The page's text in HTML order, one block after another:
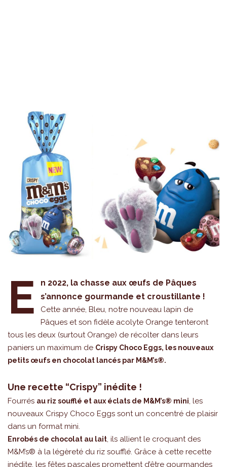
E
n 2022, la chasse aux œufs de Pâques
s’annonce gourmande et croustillante !
Cette année, Bleu, notre nouveau lapin de
Pâques et son fidèle acolyte Orange tenteront
tous les deux (surtout Orange) de récolter dans leurs
paniers un maximum de Crispy Choco Eggs, les nouveaux
petits œufs en chocolat lancés par M&M’s®.
Une recette “Crispy” inédite !
Fourrés au riz soufflé et aux éclats de M&M’s® mini, les
nouveaux Crispy Choco Eggs sont un concentré de plaisir
dans un format mini.
Enrobés de chocolat au lait, ils allient le croquant des
M&M’s® à la légèreté du riz soufflé. Grâce à cette recette
inédite, les fêtes pascales promettent d’être gourmandes